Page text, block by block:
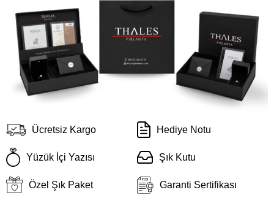
Ücretsiz Kargo Hediye Notu
Yüzük İçi Yazısı Şık Kutu
Özel Şık Paket Garanti Sertifikası